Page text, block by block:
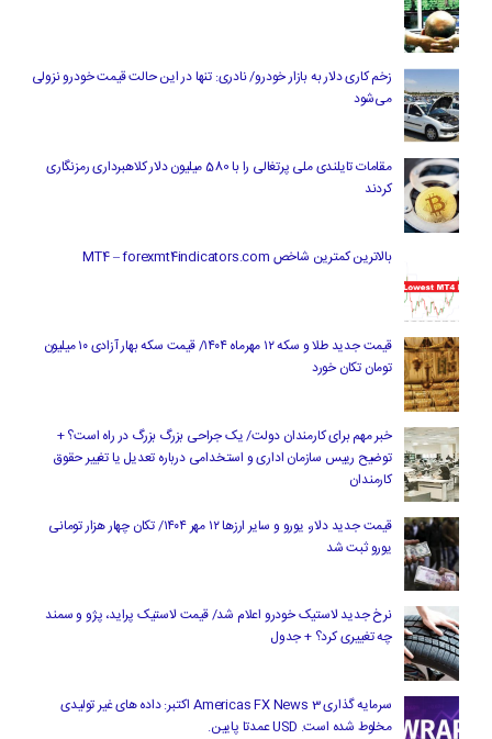
زخم کاری دلار به بازار خودرو/ نادری: تنها در این حالت قیمت خودرو نزولی
می‌شود
مقامات تایلندی ملی پرتغالی را با 580 میلیون دلار کلاهبرداری رمزنگاری
کردند
بالاترین کمترین شاخص MT4 – forexmt4indicators.com
قیمت جدید طلا و سکه ۱۲ مهرماه ۱۴۰۴/ قیمت سکه بهار آزادی ۱۰ میلیون
تومان تکان خورد
خبر مهم برای کارمندان دولت/ یک جراحی بزرگ بزرگ در راه است؟ +
توضیح رییس سازمان اداری و استخدامی درباره تعدیل یا تغییر حقوق
کارمندان
قیمت جدید دلار، یورو و سایر ارزها ۱۲ مهر ۱۴۰۴/ تکان چهار هزار تومانی
یورو ثبت شد
نرخ جدید لاستیک خودرو اعلام شد/ قیمت لاستیک پراید، پژو و سمند
چه تغییری کرد؟ + جدول
سرمایه گذاری Americas FX News 3 اکتبر: داده های غیر تولیدی
مخلوط شده است. USD عمدتا پایین.